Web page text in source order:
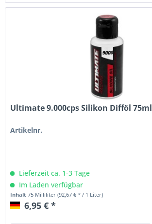
Ultimate 9.000cps Silikon Difföl 75ml
Artikelnr.
Lieferzeit ca. 1-3 Tage
Im Laden verfügbar
Inhalt75 Milliliter(92,67 € * / 1 Liter)
6,95 € *